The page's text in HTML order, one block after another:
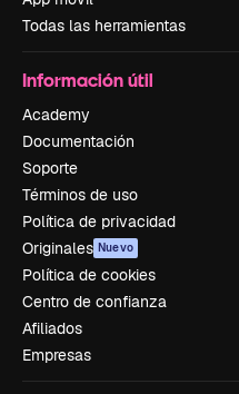
Todas las herramientas
Información útil
Academy
Documentación
Soporte
Términos de uso
Política de privacidad
Originales Nuevo
Política de cookies
Centro de confianza
Afiliados
Empresas